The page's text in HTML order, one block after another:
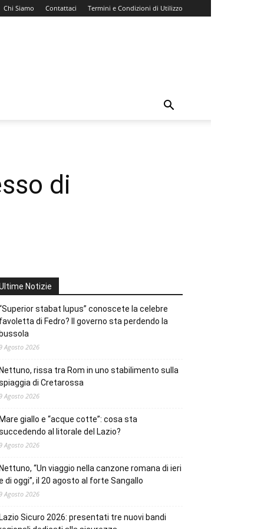
Chi Siamo Contattaci Termini e Condizioni di Utilizzo
di
Notizie
stabat lupus” conoscete la celebre
favoletta di Fedro? Il governo sta perdendo la
bussola
Agosto 2026
Nettuno, rissa tra Rom in uno stabilimento sulla
di Cretarossa
Agosto 2026
Mare giallo e “acque cotte”: cosa sta
al litorale del Lazio?
Agosto 2026
Nettuno, “Un viaggio nella canzone romana di ieri
di oggi”, il 20 agosto al forte Sangallo
Agosto 2026
Lazio Sicuro 2026: presentati tre nuovi bandi